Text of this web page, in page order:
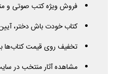
فروش ویژه کتب صوتی و
کتاب خودت باش دختر، آیین دوست
تخفیف روی قیمت کتاب‌ها
مشاهده آثار منتخب در